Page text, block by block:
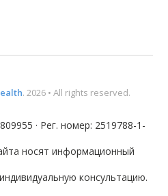
. 2026 • All rights reserved.
· Рег. номер: 2519788-1-
носят информационный
консультацию.